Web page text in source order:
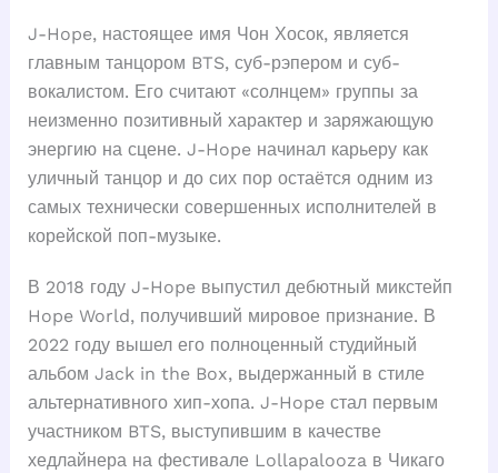
J-Hope, настоящее имя Чон Хосок, является
главным танцором BTS, суб-рэпером и суб-
вокалистом. Его считают «солнцем» группы за
неизменно позитивный характер и заряжающую
энергию на сцене. J-Hope начинал карьеру как
уличный танцор и до сих пор остаётся одним из
самых технически совершенных исполнителей в
корейской поп-музыке.
В 2018 году J-Hope выпустил дебютный микстейп
Hope World, получивший мировое признание. В
2022 году вышел его полноценный студийный
альбом Jack in the Box, выдержанный в стиле
альтернативного хип-хопа. J-Hope стал первым
участником BTS, выступившим в качестве
хедлайнера на фестивале Lollapalooza в Чикаго